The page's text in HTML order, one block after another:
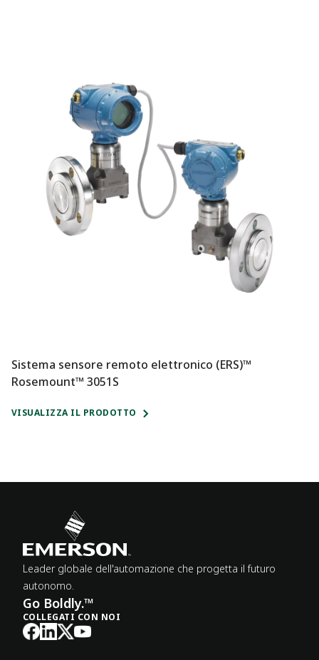
Sistema sensore remoto elettronico (ERS)™
Rosemount™ 3051S
VISUALIZZA IL PRODOTTO
Leader globale dell'automazione che progetta il futuro
autonomo.
Go Boldly.™
COLLEGATI CON NOI